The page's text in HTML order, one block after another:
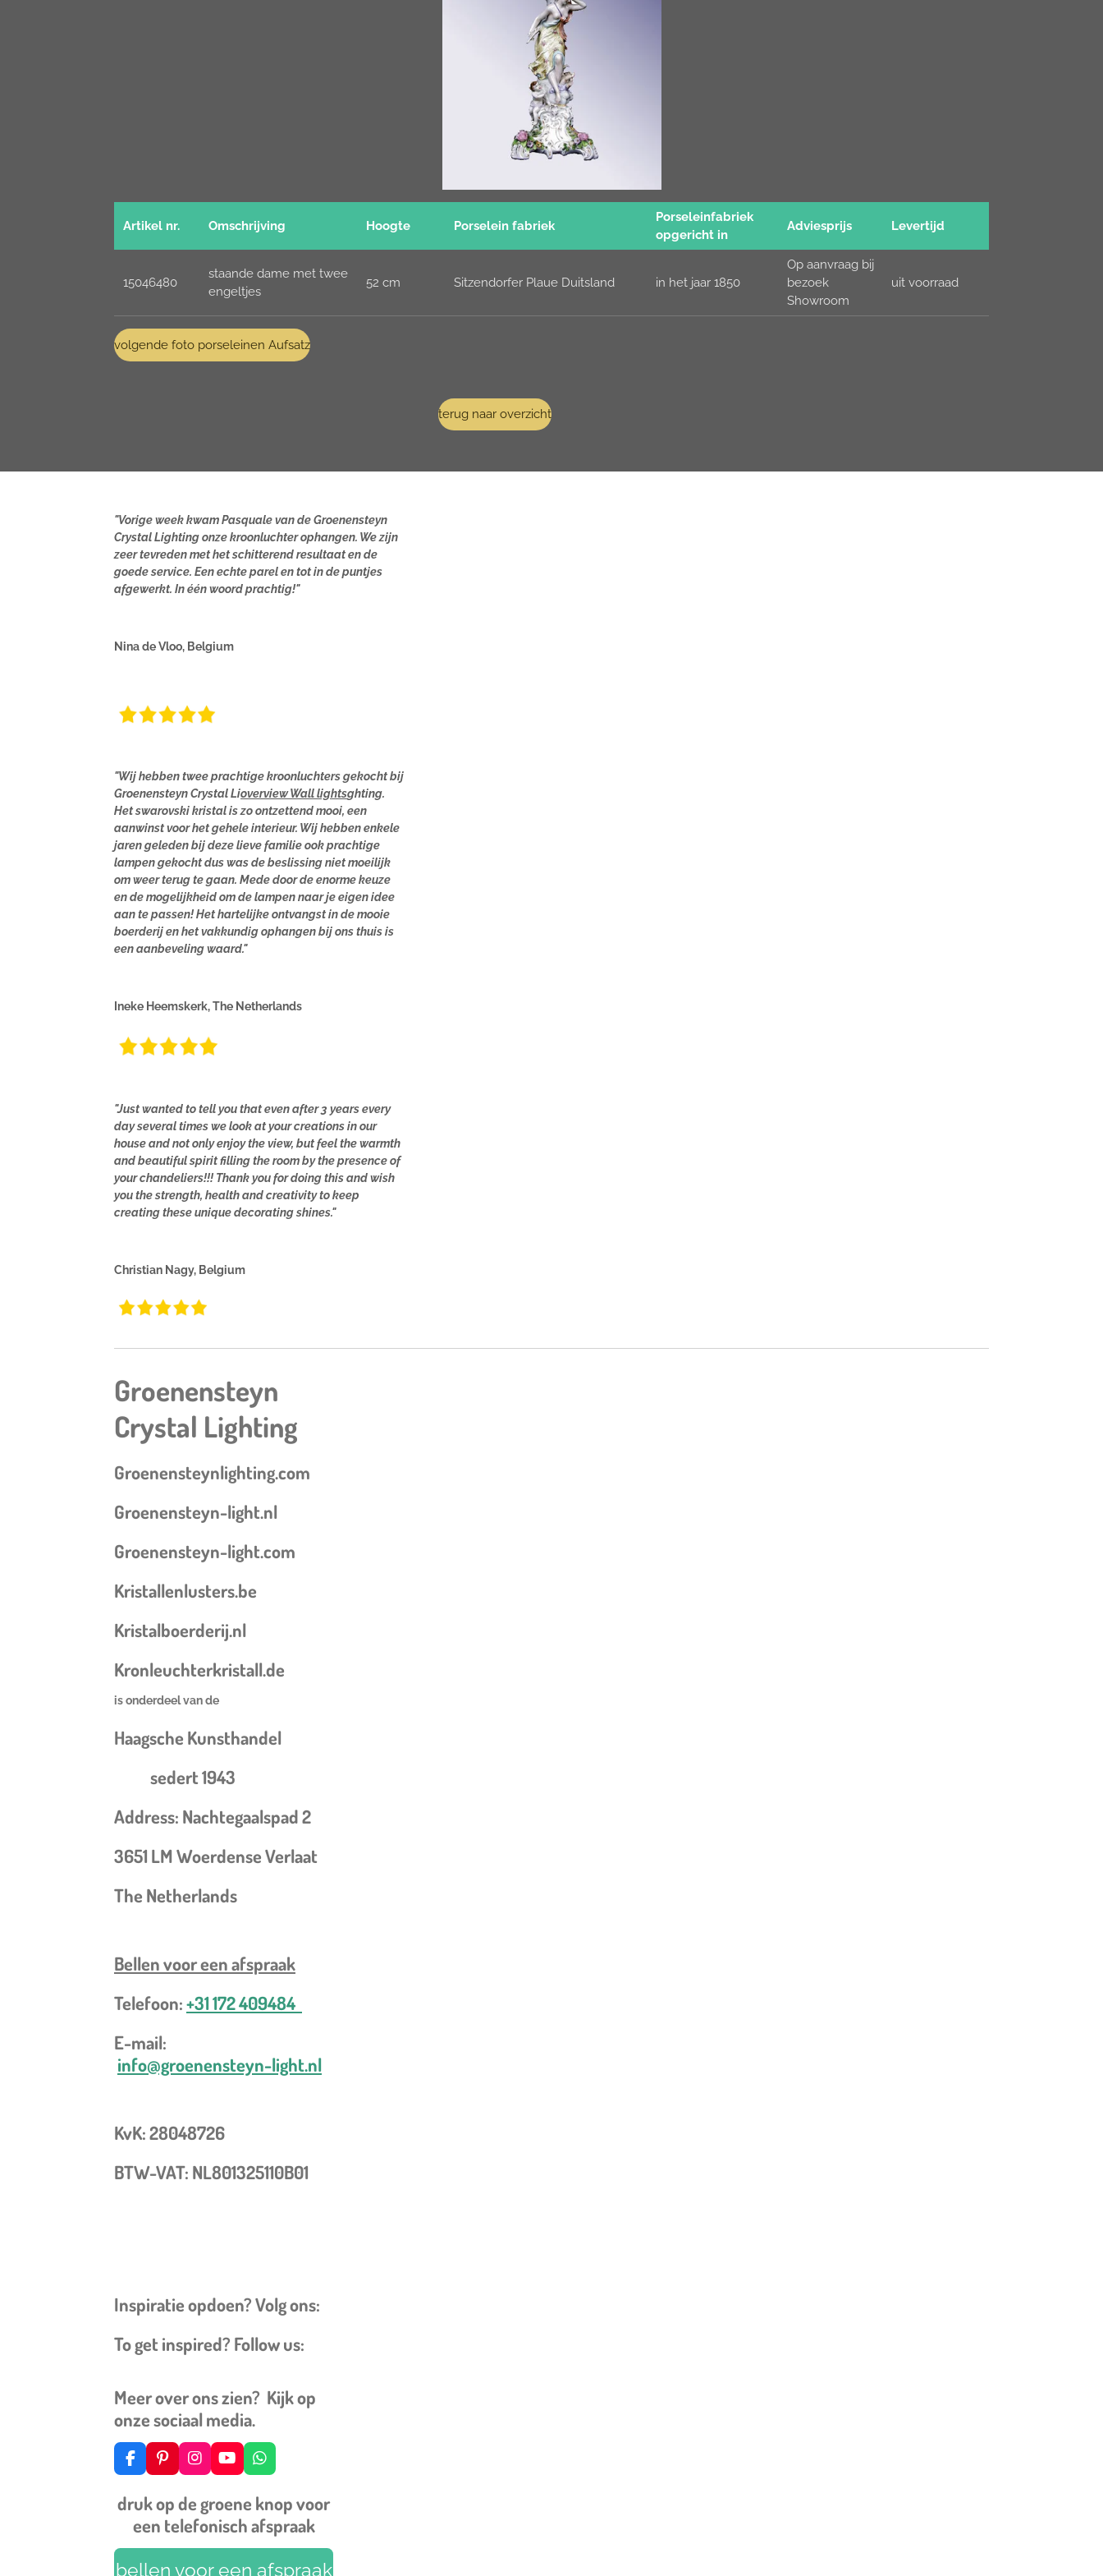
Artikel nr. Omschrijving Hoogte Porselein fabriek
Porseleinfabriek
opgericht in
Adviesprijs Levertijd
15046480
staande dame met twee
engeltjes
52 cm Sitzendorfer Plaue Duitsland in het jaar 1850
Op aanvraag bij
bezoek
Showroom
uit voorraad
volgende foto porseleinen Aufsatz
terug naar overzicht
"Vorige week kwam Pasquale van de Groenensteyn
Crystal Lighting onze kroonluchter ophangen. We zijn
zeer tevreden met het schitterend resultaat en de
goede service. Een echte parel en tot in de puntjes
afgewerkt. In één woord prachtig!"
Nina de Vloo, Belgium
"Wij hebben twee prachtige kroonluchters gekocht bij
Groenensteyn Crystal Lioverview Wall lightsghting.
Het swarovski kristal is zo ontzettend mooi, een
aanwinst voor het gehele interieur. Wij hebben enkele
jaren geleden bij deze lieve familie ook prachtige
lampen gekocht dus was de beslissing niet moeilijk
om weer terug te gaan. Mede door de enorme keuze
en de mogelijkheid om de lampen naar je eigen idee
aan te passen! Het hartelijke ontvangst in de mooie
boerderij en het vakkundig ophangen bij ons thuis is
een aanbeveling waard."
Ineke Heemskerk, The Netherlands
"Just wanted to tell you that even after 3 years every
day several times we look at your creations in our
house and not only enjoy the view, but feel the warmth
and beautiful spirit filling the room by the presence of
your chandeliers!!! Thank you for doing this and wish
you the strength, health and creativity to keep
creating these unique decorating shines."
Christian Nagy, Belgium
Groenensteyn
Crystal Lighting
Groenensteynlighting.com
Groenensteyn-light.nl
Groenensteyn-light.com
Kristallenlusters.be
Kristalboerderij.nl
Kronleuchterkristall.de
is onderdeel van de
Haagsche Kunsthandel
sedert 1943
Address: Nachtegaalspad 2
3651 LM Woerdense Verlaat
The Netherlands
Bellen voor eenafspraak
Telefoon:+31 172 409484
E-mail:
info@groenensteyn-light.nl
KvK: 28048726
BTW-VAT: NL801325110B01
Inspiratie opdoen? Volg ons:
To get inspired? Follow us:
Meer over ons zien? Kijk op
onze sociaal media.
F
a
e
b
k
P
i
t
e
s
I
n
t
a
a
Y
o
T
u
W
h
a
t
s
p
druk op de groene knop voor
een telefonisch afspraak
bellen voor een afspraak